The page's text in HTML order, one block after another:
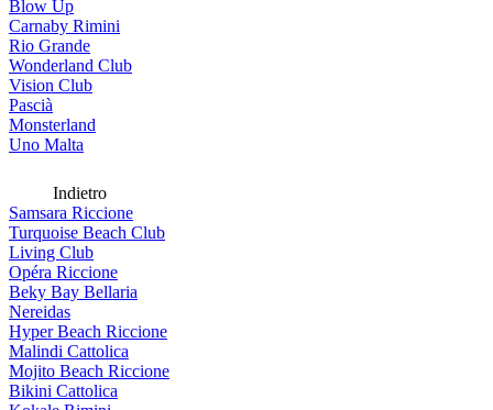
Blow Up
Carnaby Rimini
Rio Grande
Wonderland Club
Vision Club
Pascià
Monsterland
Uno Malta
Indietro
Samsara Riccione
Turquoise Beach Club
Living Club
Opéra Riccione
Beky Bay Bellaria
Nereidas
Hyper Beach Riccione
Malindi Cattolica
Mojito Beach Riccione
Bikini Cattolica